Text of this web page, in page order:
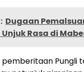
Dugaan
Rasa di
Pungli